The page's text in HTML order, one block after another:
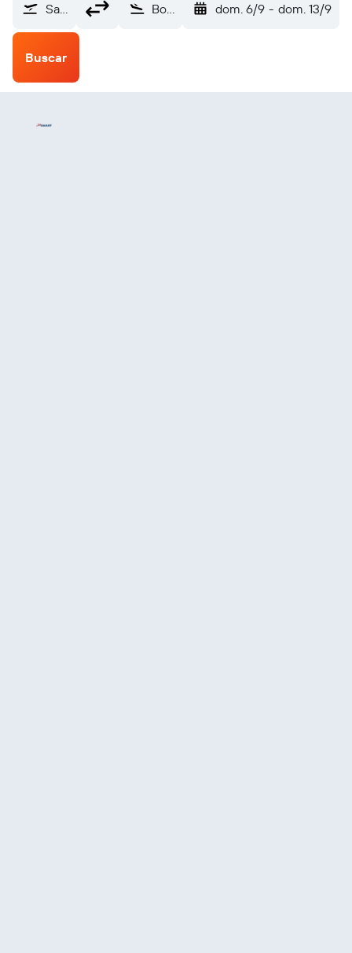
Santiago de Chile (SCL) Bogotá (BOG) dom. 6/9 - dom. 13/9
Buscar